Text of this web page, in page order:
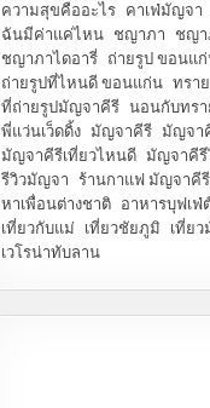
ความสุขคืออะไร
คาเฟ่มัญจา
ฉันมีค่าแค่ไหน
ชญาภา
ชญา
ชญาภาไดอารี่
ถ่ายรูป ขอนแ
ถ่ายรูปที่ไหนดี ขอนแก่น ทรา
ที่ถ่ายรูปมัญจาคีรี นอนกับทรา
พี่แว่นเว็ดดิ้ง มัญจาคีรี มัญจา
มัญจาคีรีเที่ยวไหนดี มัญจาคีรี
รีวิวมัญจา ร้านกาแฟ มัญจาคีรี
หาเพื่อนต่างชาติ
อาหารบุฟเฟ่
เที่ยวกับแม่
เที่ยวชัยภูมิ เที่ย
เวโรน่าทับลาน